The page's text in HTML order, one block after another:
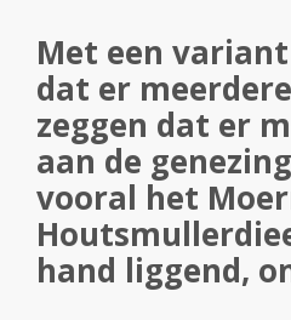
Met een
dat er
zeggen dat er
aan de
vooral het
hand liggend,